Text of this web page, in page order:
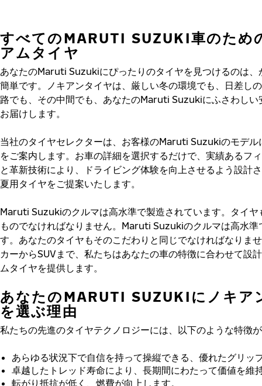
すべてのMARUTI SUZUKI車のため
アムタイヤ
あなたのMaruti Suzukiにぴったりのタイヤを見つけるのは、
簡単です。ノキアンタイヤは、厳しい冬の環境でも、日差し
路でも、その中間でも、あなたのMaruti Suzukiにふさわしい
お届けします。
当社のタイヤセレクターは、お客様のMaruti Suzukiのモデル
をご案内します。お車の詳細を選択するだけで、実績あるフ
と革新技術により、ドライビング体験を向上させるよう設計
夏用タイヤをご提案いたします。
Maruti Suzukiのクルマは高水準で製造されています。タイヤ
ものでなければなりません。Maruti Suzukiのクルマは高水準
す。あなたのタイヤもそのこだわりと同じでなければなりま
カーからSUVまで、私たちはあなたの車の特徴に合わせて設
ムタイヤを提供します。
あなたのMARUTI SUZUKIにノキア
を選ぶ理由
私たちの先進のタイヤテクノロジーには、以下のような特徴
あらゆる状況下で自信を持って操縦できる、優れたグリッ
卓越したトレッド寿命により、長期間にわたって価値を維
転がり抵抗が低く、燃費が向上します。